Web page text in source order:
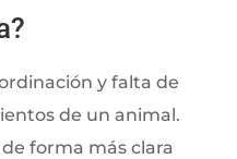
y falta de
de un animal.
de forma más clara